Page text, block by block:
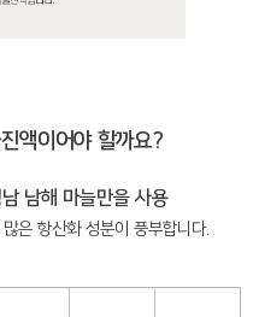
액이어야 할까요?
남해 마늘만을 사용
은 항산화 성분이 풍부합니다.